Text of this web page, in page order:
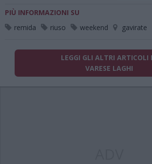
PIÙ INFORMAZIONI SU
remida
riuso weekend gavirate
LEGGI GLI ALTRI ARTICOLI
VARESE LAGHI